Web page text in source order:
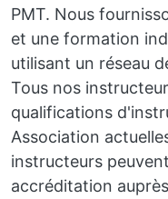
PMT. Nous
et une formation
utilisant un réseau
Tous nos
qualifications
Association
instructeurs
accréditation